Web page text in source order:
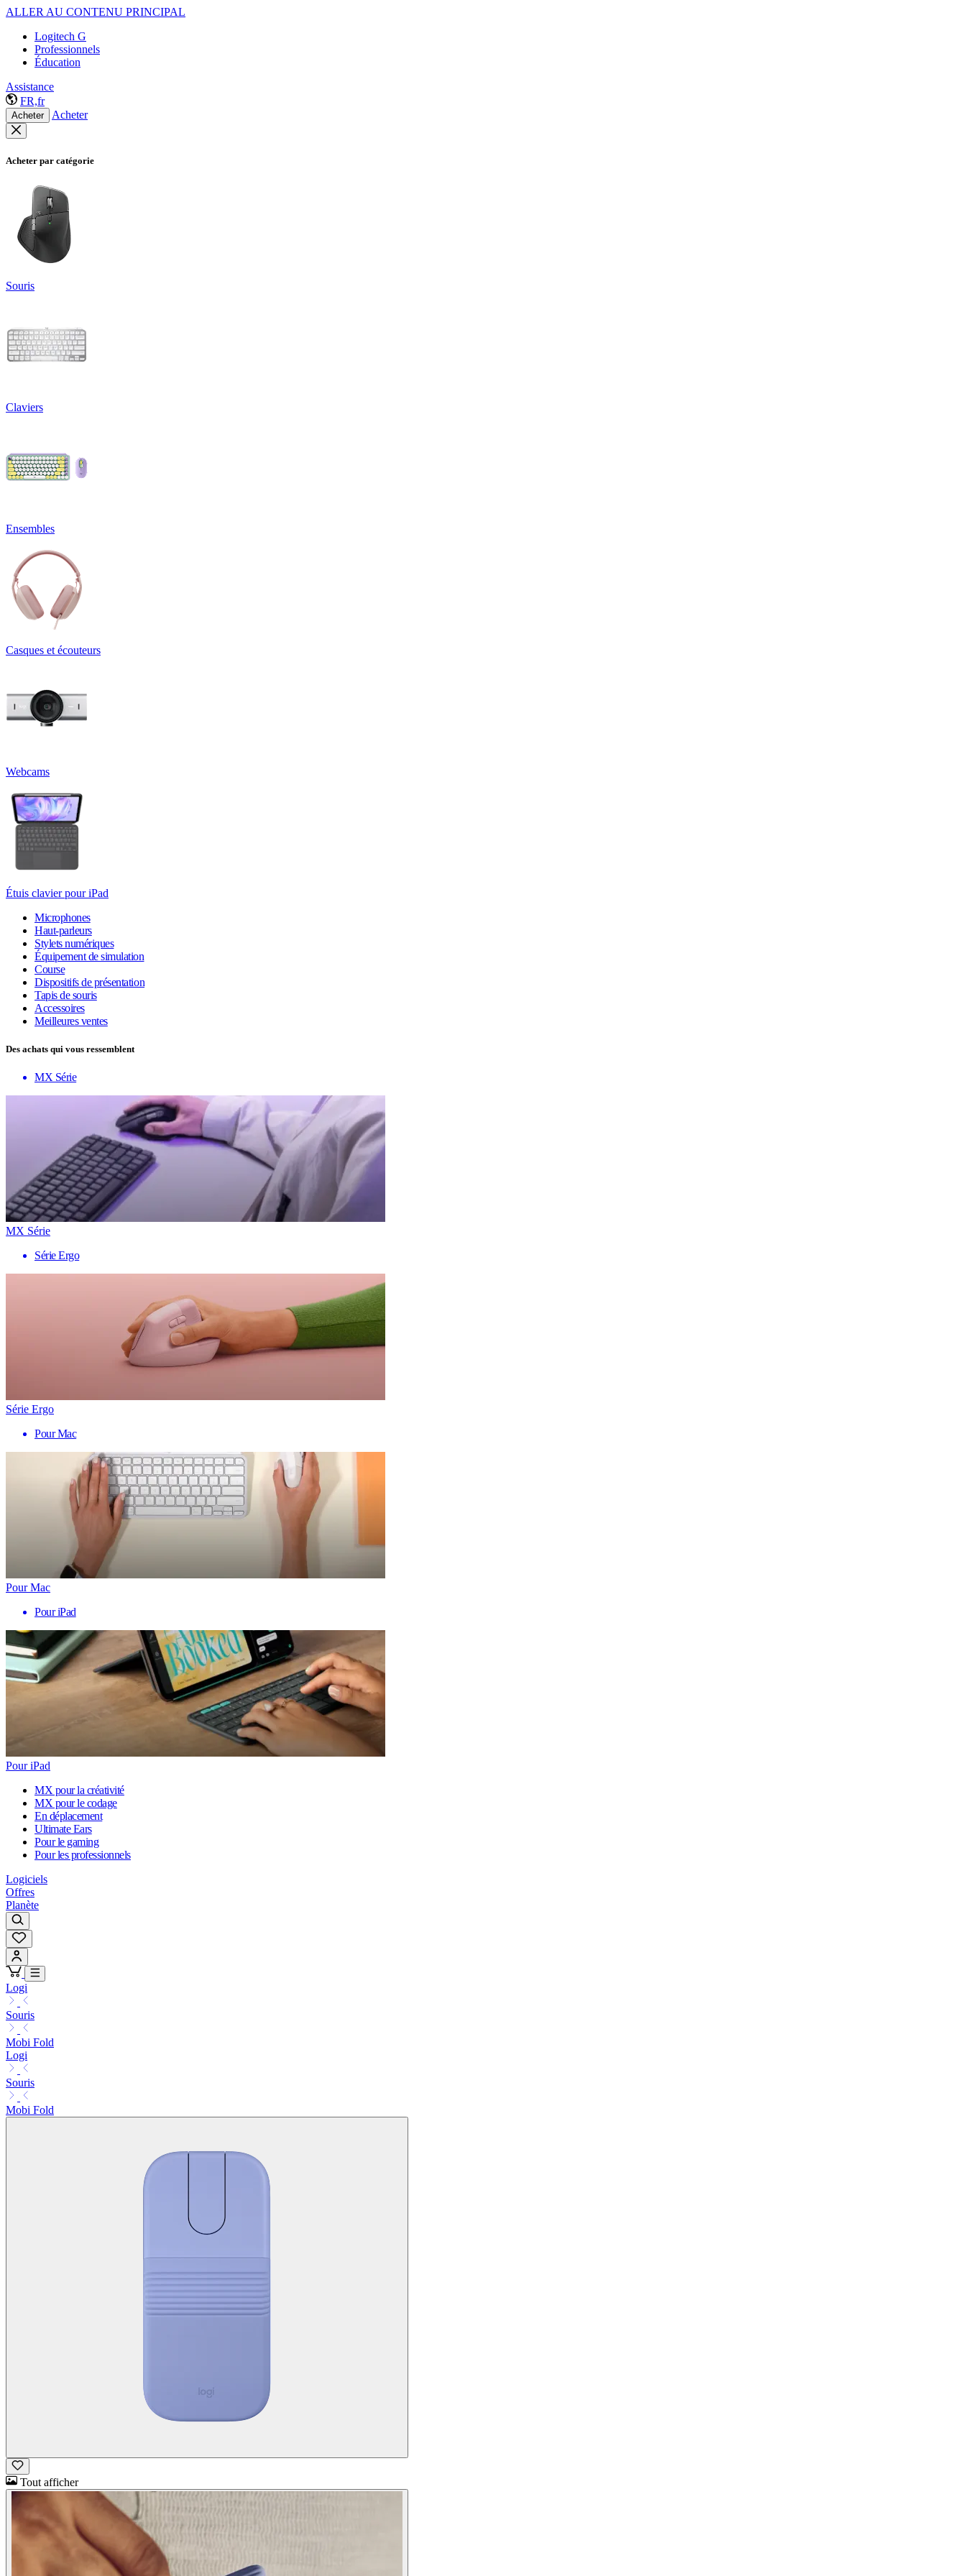
ALLER AU CONTENU PRINCIPAL
Logitech G
Professionnels
Éducation
Assistance
FR,fr
Acheter Acheter
Acheter par catégorie
Souris
Claviers
Ensembles
Casques et écouteurs
Webcams
Étuis clavier pour iPad
Microphones
Haut-parleurs
Stylets numériques
Équipement de simulation
Course
Dispositifs de présentation
Tapis de souris
Accessoires
Meilleures ventes
Des achats qui vous ressemblent
MX Série
MX Série
Série Ergo
Série Ergo
Pour Mac
Pour Mac
Pour iPad
Pour iPad
MX pour la créativité
MX pour le codage
En déplacement
Ultimate Ears
Pour le gaming
Pour les professionnels
Logiciels
Offres
Planète
Logi
Souris
Mobi Fold
Logi
Souris
Mobi Fold
Tout afficher